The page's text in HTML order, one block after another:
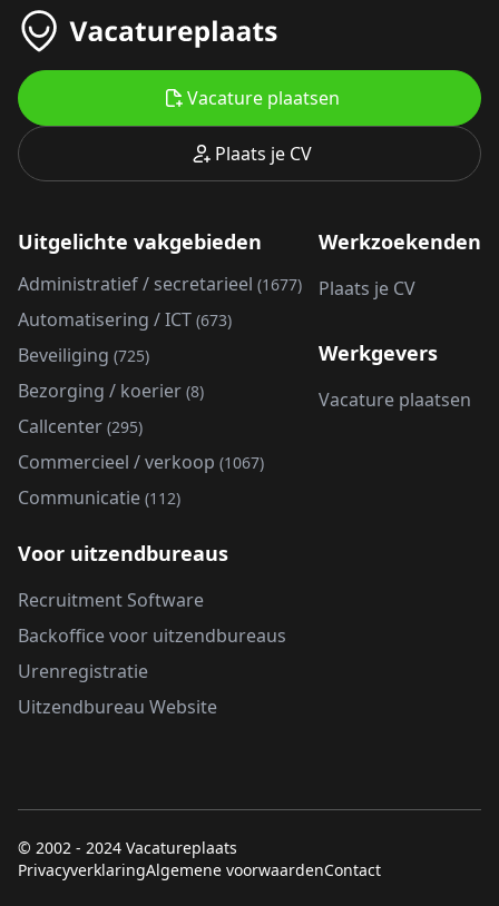
Plaats je CV
Vacature plaatsen
Uitgelichte vakgebieden
Administratief / secretarieel (1677)
Automatisering / ICT (673)
Beveiliging (725)
Bezorging / koerier (8)
Callcenter (295)
Commercieel / verkoop (1067)
Communicatie (112)
Werkzoekenden
Plaats je CV
Werkgevers
Vacature plaatsen
Voor uitzendbureaus
Recruitment Software
Backoffice voor uitzendbureaus
Urenregistratie
Uitzendbureau Website
© 2002 - 2024 Vacatureplaats
PrivacyverklaringAlgemene voorwaardenContact